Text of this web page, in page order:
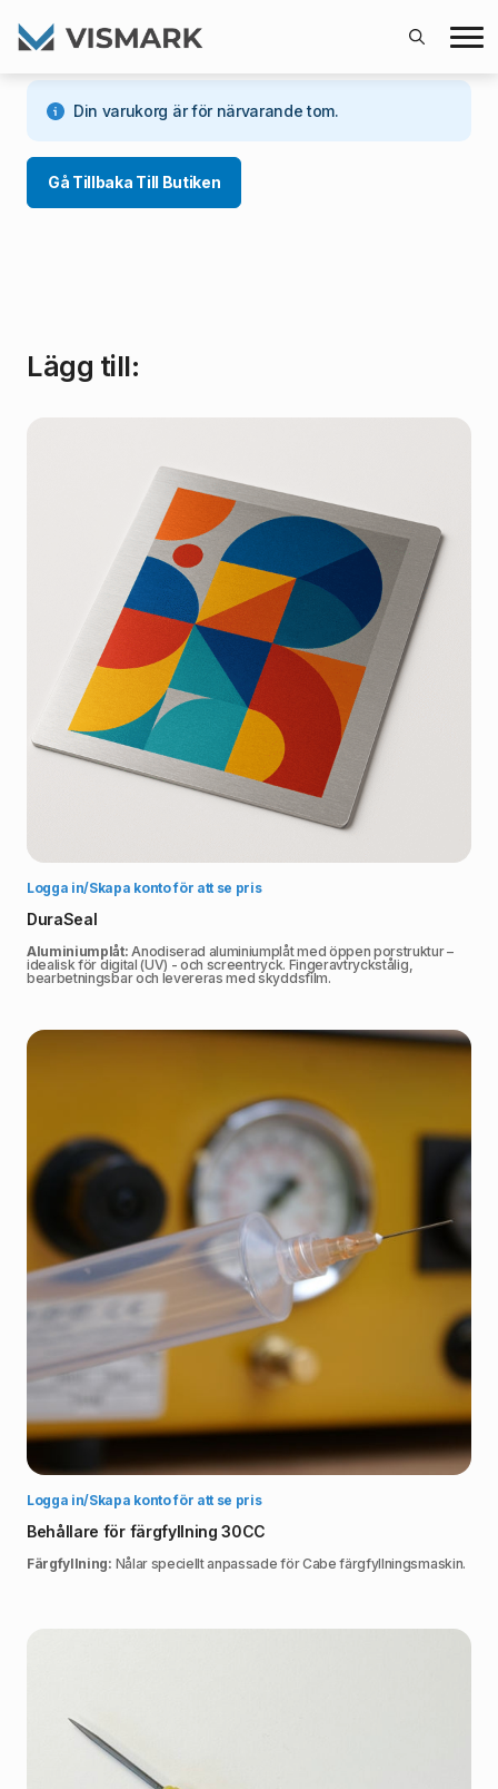
Search
Din varukorg är för närvarande tom.
Gå Tillbaka Till Butiken
Lägg till:
Logga in/Skapa konto för att se pris
DuraSeal
Aluminiumplåt: Anodiserad aluminiumplåt med öppen porstruktur –
idealisk för digital (UV) - och screentryck. Fingeravtryckstålig,
bearbetningsbar och levereras med skyddsfilm.
Logga in/Skapa konto för att se pris
Behållare för färgfyllning 30CC
Färgfyllning: Nålar speciellt anpassade för Cabe färgfyllningsmaskin.